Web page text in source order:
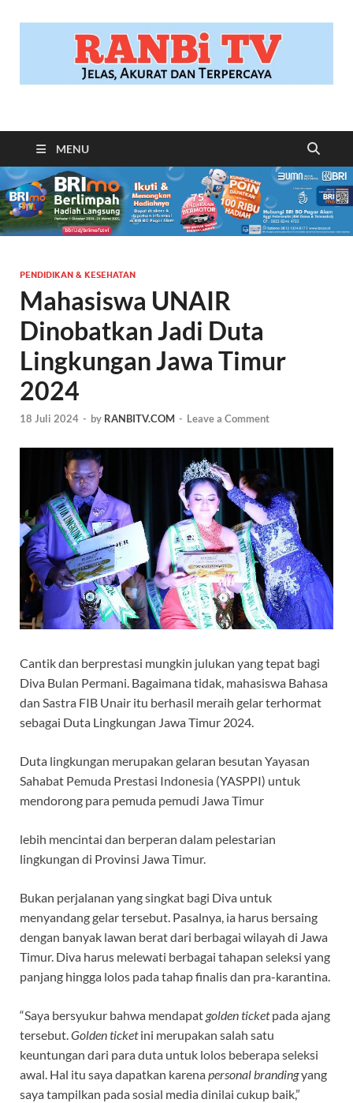
RANBITV.COM
MENU
PENDIDIKAN & KESEHATAN
Mahasiswa UNAIR
Dinobatkan Jadi Duta
Lingkungan Jawa Timur
2024
18 Juli 2024 - by RANBITV.COM - Leave a Comment
Cantik dan berprestasi mungkin julukan yang tepat bagi
Diva Bulan Permani. Bagaimana tidak, mahasiswa Bahasa
dan Sastra FIB Unair itu berhasil meraih gelar terhormat
sebagai Duta Lingkungan Jawa Timur 2024.
Duta lingkungan merupakan gelaran besutan Yayasan
Sahabat Pemuda Prestasi Indonesia (YASPPI) untuk
mendorong para pemuda pemudi Jawa Timur
lebih mencintai dan berperan dalam pelestarian
lingkungan di Provinsi Jawa Timur.
Bukan perjalanan yang singkat bagi Diva untuk
menyandang gelar tersebut. Pasalnya, ia harus bersaing
dengan banyak lawan berat dari berbagai wilayah di Jawa
Timur. Diva harus melewati berbagai tahapan seleksi yang
panjang hingga lolos pada tahap finalis dan pra-karantina.
“Saya bersyukur bahwa mendapat golden ticketpada ajang
tersebut.Golden ticketini merupakan salah satu
keuntungan dari para duta untuk lolos beberapa seleksi
awal. Hal itu saya dapatkan karenapersonal brandingyang
saya tampilkan pada sosial media dinilai cukup baik,”